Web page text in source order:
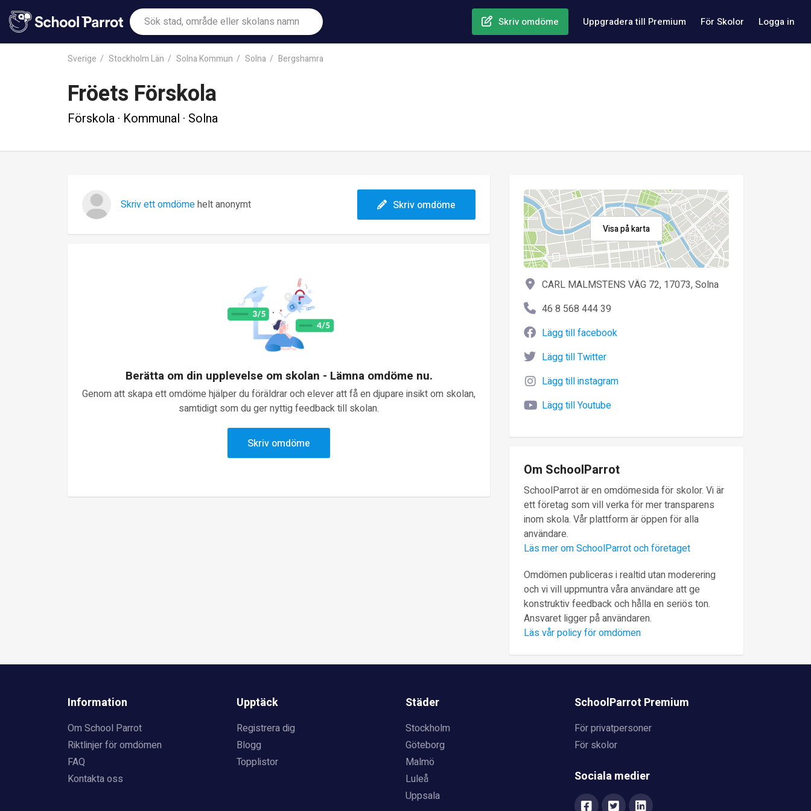
Skriv omdöme Uppgradera till Premium För Skolor Logga in
Sverige Stockholm Län Solna Kommun Solna Bergshamra
Fröets Förskola
Förskola · Kommunal · Solna
Skriv ett omdömehelt anonymt Skriv omdöme
Berätta om din upplevelse om skolan - Lämna omdöme nu.
Genom att skapa ett omdöme hjälper du föräldrar och elever att få en djupare insikt om skolan,
samtidigt som du ger nyttig feedback till skolan.
Skriv omdöme
Visa på karta
CARL MALMSTENS VÄG 72, 17073, Solna
46 8 568 444 39
Lägg till facebook
Lägg till Twitter
Lägg till instagram
Lägg till Youtube
Om SchoolParrot
SchoolParrot är en omdömesida för skolor. Vi är
ett företag som vill verka för mer transparens
inom skola. Vår plattform är öppen för alla
användare.
Läs mer om SchoolParrot och företaget
Omdömen publiceras i realtid utan moderering
och vi vill uppmuntra våra användare att ge
konstruktiv feedback och hålla en seriös ton.
Ansvaret ligger på användaren.
Läs vår policy för omdömen
Information
Om School Parrot
Riktlinjer för omdömen
FAQ
Kontakta oss
Upptäck
Registrera dig
Blogg
Topplistor
Städer
Stockholm
Göteborg
Malmö
Luleå
Uppsala
SchoolParrot Premium
För privatpersoner
För skolor
Sociala medier